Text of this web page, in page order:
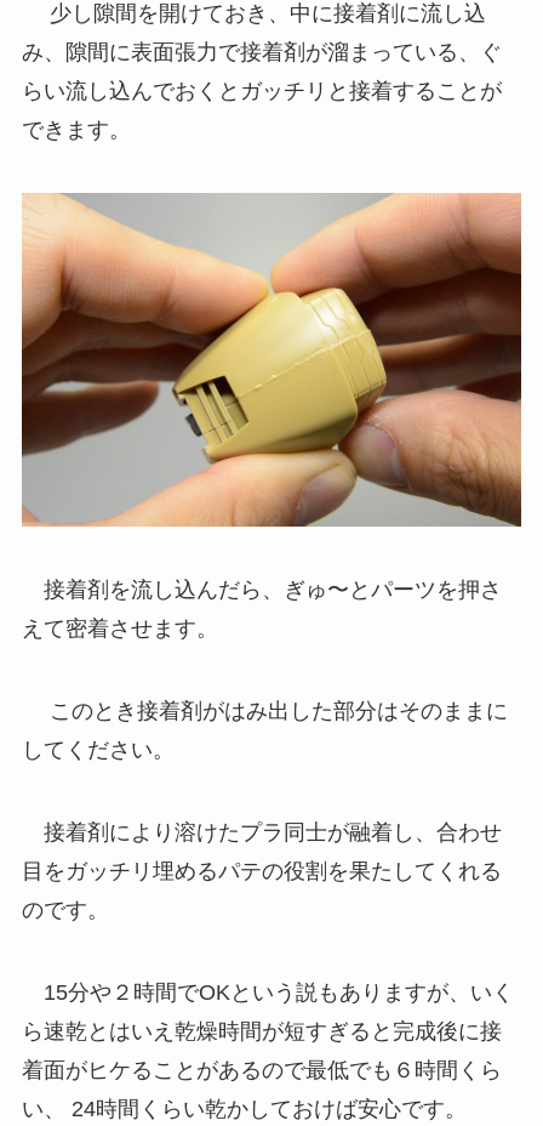
少し隙間を開けておき、中に接着剤に流し込
み、隙間に表面張力で接着剤が溜まっている、ぐ
らい流し込んでおくとガッチリと接着することが
できます。
接着剤を流し込んだら、ぎゅ〜とパーツを押さ
えて密着させます。
このとき接着剤がはみ出した部分はそのままに
してください。
接着剤により溶けたプラ同士が融着し、合わせ
目をガッチリ埋めるパテの役割を果たしてくれる
のです。
15分や２時間でOKという説もありますが、いく
ら速乾とはいえ乾燥時間が短すぎると完成後に接
着面がヒケることがあるので最低でも６時間くら
い、 24時間くらい乾かしておけば安心です。